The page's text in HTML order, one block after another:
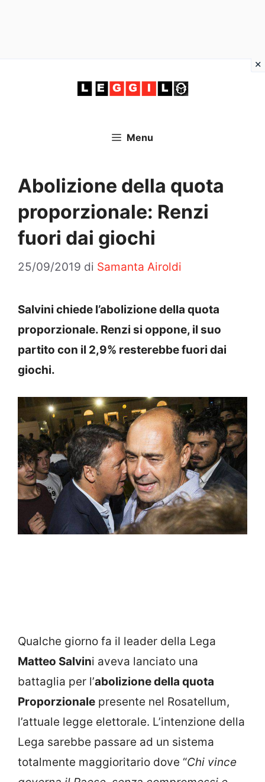
Menu
Abolizione della quota
proporzionale: Renzi
fuori dai giochi
25/09/2019 di Samanta Airoldi
Salvini chiede l’abolizione della quota
proporzionale. Renzi si oppone, il suo
partito con il 2,9% resterebbe fuori dai
giochi.
Qualche giorno fa il leader della Lega
Matteo Salvini aveva lanciato una
battaglia per l’abolizione della quota
Proporzionale presente nel Rosatellum,
l’attuale legge elettorale. L’intenzione della
Lega sarebbe passare ad un sistema
totalmente maggioritario dove “Chi vince